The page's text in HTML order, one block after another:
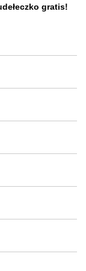
gratis!